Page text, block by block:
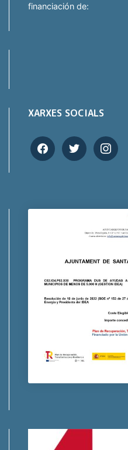
financiación de:
XARXES SOCIALS
facebooktwitter instagram